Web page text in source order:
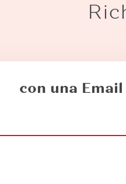
con una Email